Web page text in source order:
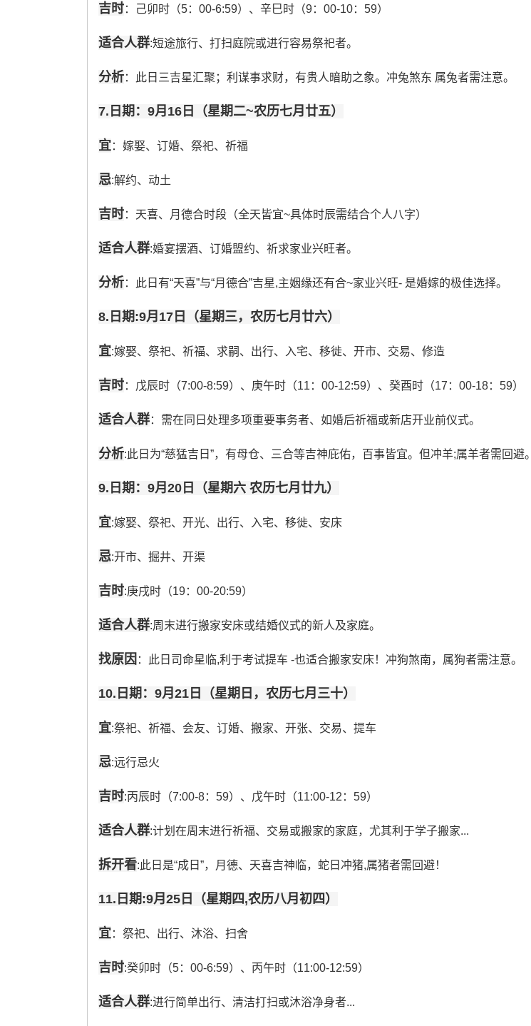
吉时：己卯时（5：00-6:59）、辛巳时（9：00-10：59）
适合人群:短途旅行、打扫庭院或进行容易祭祀者。
分析：此日三吉星汇聚；利谋事求财，有贵人暗助之象。冲兔煞东 属兔者需注意。
7.日期：9月16日（星期二~农历七月廿五）
宜：嫁娶、订婚、祭祀、祈福
忌:解约、动土
吉时：天喜、月德合时段（全天皆宜~具体时辰需结合个人八字）
适合人群:婚宴摆酒、订婚盟约、祈求家业兴旺者。
分析：此日有“天喜”与“月德合”吉星,主姻缘还有合~家业兴旺- 是婚嫁的极佳选择。
8.日期:9月17日（星期三，农历七月廿六）
宜:嫁娶、祭祀、祈福、求嗣、出行、入宅、移徙、开市、交易、修造
吉时：戊辰时（7:00-8:59）、庚午时（11：00-12:59）、癸酉时（17：00-18：59）
适合人群：需在同日处理多项重要事务者、如婚后祈福或新店开业前仪式。
分析:此日为“慈猛吉日”，有母仓、三合等吉神庇佑，百事皆宜。但冲羊;属羊者需回避。
9.日期：9月20日（星期六 农历七月廿九）
宜:嫁娶、祭祀、开光、出行、入宅、移徙、安床
忌:开市、掘井、开渠
吉时:庚戌时（19：00-20:59）
适合人群:周末进行搬家安床或结婚仪式的新人及家庭。
找原因 ：此日司命星临,利于考试提车 -也适合搬家安床！冲狗煞南，属狗者需注意。
10.日期：9月21日（星期日，农历七月三十）
宜:祭祀、祈福、会友、订婚、搬家、开张、交易、提车
忌:远行忌火
吉时:丙辰时（7:00-8：59）、戊午时（11:00-12：59）
适合人群:计划在周末进行祈福、交易或搬家的家庭，尤其利于学子搬家...
拆开看:此日是“成日”，月德、天喜吉神临，蛇日冲猪,属猪者需回避！
11.日期:9月25日（星期四,农历八月初四）
宜：祭祀、出行、沐浴、扫舍
吉时:癸卯时（5：00-6:59）、丙午时（11:00-12:59）
适合人群:进行简单出行、清洁打扫或沐浴净身者...